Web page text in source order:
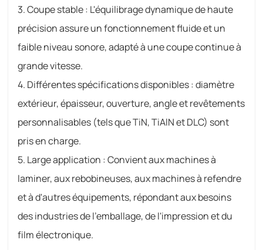
3. Coupe stable : L'équilibrage dynamique de haute
précision assure un fonctionnement fluide et un
faible niveau sonore, adapté à une coupe continue à
grande vitesse.
4. Différentes spécifications disponibles : diamètre
extérieur, épaisseur, ouverture, angle et revêtements
personnalisables (tels que TiN, TiAlN et DLC) sont
pris en charge.
5. Large application : Convient aux machines à
laminer, aux rebobineuses, aux machines à refendre
et à d'autres équipements, répondant aux besoins
des industries de l'emballage, de l'impression et du
film électronique.